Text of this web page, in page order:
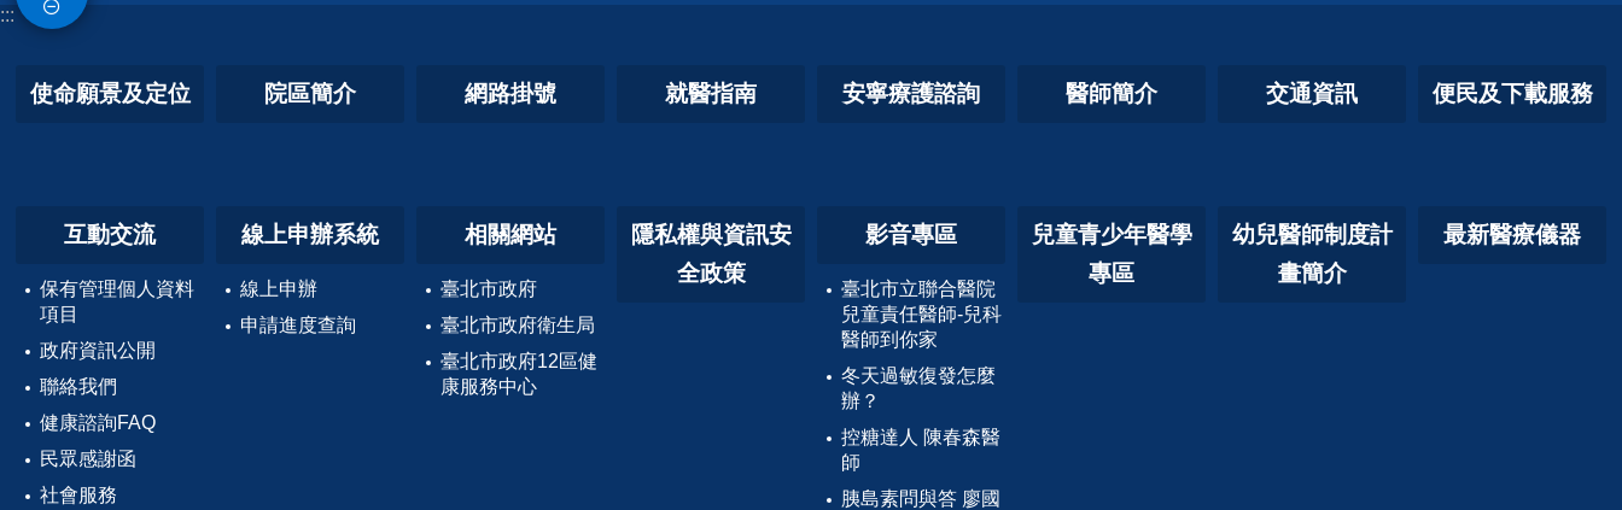
:::
使命願景及定位 院區簡介 網路掛號 就醫指南 安寧療護諮詢 醫師簡介 交通資訊 便民及下載服務
互動交流
保有管理個人資料
項目
政府資訊公開
聯絡我們
健康諮詢FAQ
民眾感謝函
社會服務
線上申辦系統
線上申辦
申請進度查詢
相關網站
臺北市政府
臺北市政府衛生局
臺北市政府12區健
康服務中心
隱私權與資訊安
全政策
影音專區
臺北市立聯合醫院
兒童責任醫師-兒科
醫師到你家
冬天過敏復發怎麼
辦？
控糖達人 陳春森醫
師
胰島素問與答 廖國
兒童青少年醫學
專區
幼兒醫師制度計
畫簡介
最新醫療儀器